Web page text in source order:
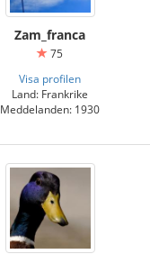
Zam_franca
75
Visa profilen
Land: Frankrike
Meddelanden: 1930